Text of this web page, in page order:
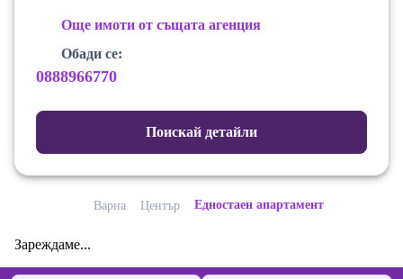
Още имоти от същата агенция
Обади се:
0888966770
Поискай детайли
Варна Център Едностаен апартамент
Зареждаме...